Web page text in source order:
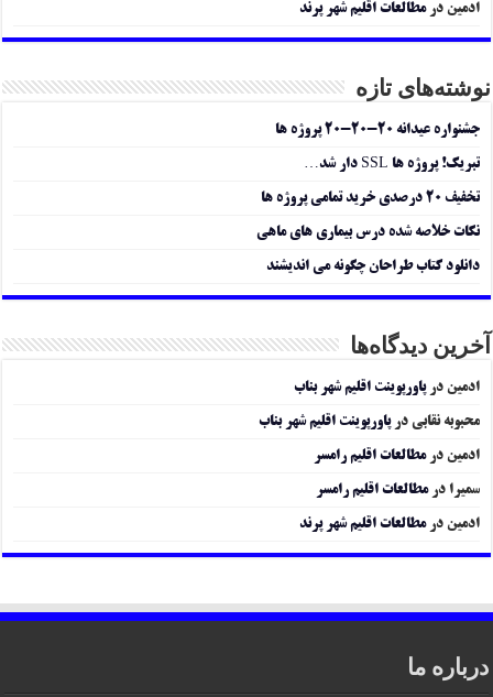
ادمین درمطالعات اقلیم شهر پرند
نوشته‌های تازه
جشنواره عیدانه ۲۰-۲۰-۲۰ پروژه ها
تبریک! پروژه ها SSL دار شد…
تخفیف ۲۰ درصدی خرید تمامی پروژه ها
نکات خلاصه شده درس بیماری های ماهی
دانلود کتاب طراحان چگونه می اندیشند
آخرین دیدگاه‌ها
ادمین درپاورپوینت اقلیم شهر بناب
محبوبه نقابی درپاورپوینت اقلیم شهر بناب
ادمین درمطالعات اقلیم رامسر
سمیرا درمطالعات اقلیم رامسر
ادمین درمطالعات اقلیم شهر پرند
درباره ما